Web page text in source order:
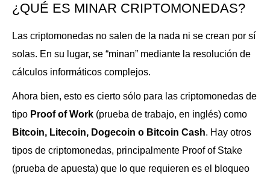
¿QUÉ ES MINAR CRIPTOMONEDAS?
Las criptomonedas no salen de la nada ni se crean por sí
solas. En su lugar, se “minan” mediante la resolución de
cálculos informáticos complejos.
Ahora bien, esto es cierto sólo para las criptomonedas de
tipo Proof of Work (prueba de trabajo, en inglés) como
Bitcoin, Litecoin, Dogecoin o Bitcoin Cash. Hay otros
tipos de criptomonedas, principalmente Proof of Stake
(prueba de apuesta) que lo que requieren es el bloqueo